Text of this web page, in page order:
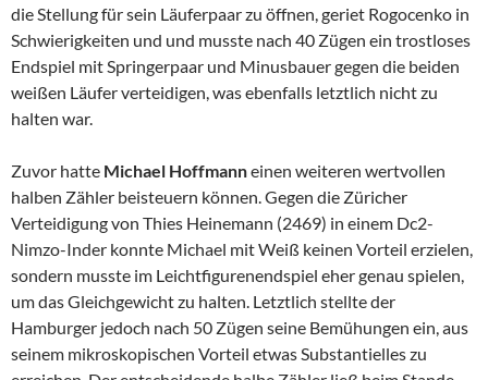
die Stellung für sein Läuferpaar zu öffnen, geriet Rogocenko in
Schwierigkeiten und und musste nach 40 Zügen ein trostloses
Endspiel mit Springerpaar und Minusbauer gegen die beiden
weißen Läufer verteidigen, was ebenfalls letztlich nicht zu
halten war.
Zuvor hatte Michael Hoffmanneinen weiteren wertvollen
halben Zähler beisteuern können. Gegen die Züricher
Verteidigung von Thies Heinemann (2469) in einem Dc2-
Nimzo-Inder konnte Michael mit Weiß keinen Vorteil erzielen,
sondern musste im Leichtfigurenendspiel eher genau spielen,
um das Gleichgewicht zu halten. Letztlich stellte der
Hamburger jedoch nach 50 Zügen seine Bemühungen ein, aus
seinem mikroskopischen Vorteil etwas Substantielles zu